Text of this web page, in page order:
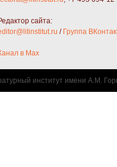
сайта:
/ Группа
в Max
институт имени А.М.